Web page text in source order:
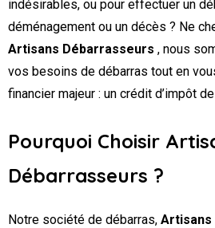
indésirables, ou pour effectuer un
déménagement ou un décès ? Ne
Artisans Débarrasseurs , nous
vos besoins de débarras tout en
financier majeur : un crédit d’impôt
Pourquoi Choisir
Débarrasseurs ?
Notre société de débarras, Artisans